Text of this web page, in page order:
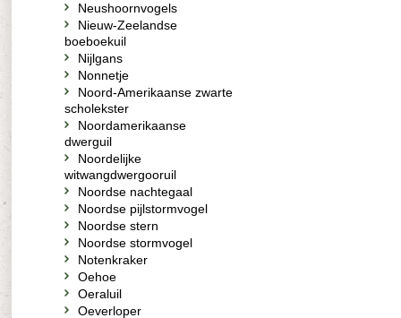
Neushoornvogels
Nieuw-Zeelandse
boeboekuil
Nijlgans
Nonnetje
Noord-Amerikaanse zwarte
scholekster
Noordamerikaanse
dwerguil
Noordelijke
witwangdwergooruil
Noordse nachtegaal
Noordse pijlstormvogel
Noordse stern
Noordse stormvogel
Notenkraker
Oehoe
Oeraluil
Oeverloper